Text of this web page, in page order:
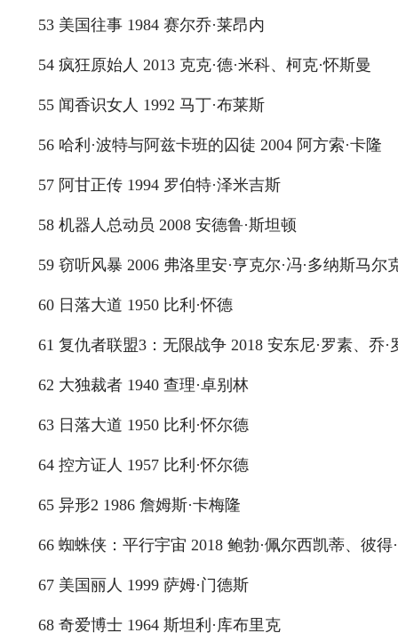
53 美国往事 1984 赛尔乔·莱昂内
54 疯狂原始人 2013 克克·德·米科、柯克·怀斯曼
55 闻香识女人 1992 马丁·布莱斯
56 哈利·波特与阿兹卡班的囚徒 2004 阿方索·卡隆
57 阿甘正传 1994 罗伯特·泽米吉斯
58 机器人总动员 2008 安德鲁·斯坦顿
59 窃听风暴 2006 弗洛里安·亨克尔·冯·多纳斯马尔
60 日落大道 1950 比利·怀德
61 复仇者联盟3：无限战争 2018 安东尼·罗素、乔·
62 大独裁者 1940 查理·卓别林
63 日落大道 1950 比利·怀尔德
64 控方证人 1957 比利·怀尔德
65 异形2 1986 詹姆斯·卡梅隆
66 蜘蛛侠：平行宇宙 2018 鲍勃·佩尔西凯蒂、彼得
67 美国丽人 1999 萨姆·门德斯
68 奇爱博士 1964 斯坦利·库布里克